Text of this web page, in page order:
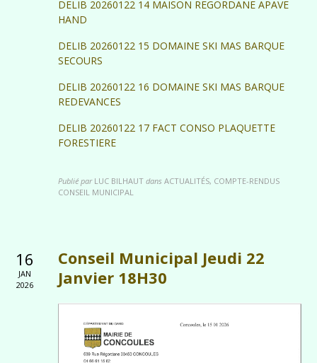
DELIB 20260122 14 MAISON REGORDANE APAVE
HAND
DELIB 20260122 15 DOMAINE SKI MAS BARQUE
SECOURS
DELIB 20260122 16 DOMAINE SKI MAS BARQUE
REDEVANCES
DELIB 20260122 17 FACT CONSO PLAQUETTE
FORESTIERE
Publié par LUC BILHAUT dans ACTUALITÉS, COMPTE-RENDUS
CONSEIL MUNICIPAL
16
JAN
2026
Conseil Municipal Jeudi 22
Janvier 18H30